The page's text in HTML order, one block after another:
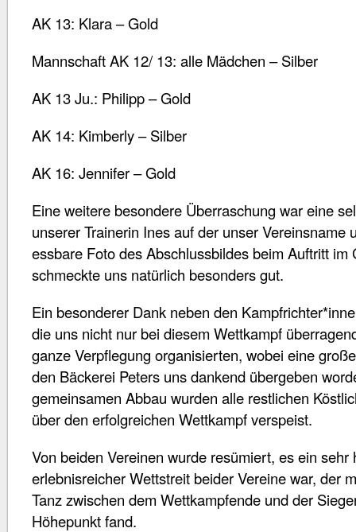
AK 13: Klara – Gold
Mannschaft AK 12/ 13: alle Mädchen – Silber
AK 13 Ju.: Philipp – Gold
AK 14: Kimberly – Silber
AK 16: Jennifer – Gold
Eine weitere besondere Überraschung war eine
unserer Trainerin Ines auf der unser Vereinsname
essbare Foto des Abschlussbildes beim Auftritt im
schmeckte uns natürlich besonders gut.
Ein besonderer Dank neben den
die uns nicht nur bei diesem Wettkampf
ganze Verpflegung organisierten, wobei eine
den Bäckerei Peters uns dankend übergeben
gemeinsamen Abbau wurden alle restlichen
über den erfolgreichen Wettkampf verspeist.
Von beiden Vereinen wurde resümiert, es ein sehr
erlebnisreicher Wettstreit beider Vereine war, der
Tanz zwischen dem Wettkampfende und der
Höhepunkt fand.